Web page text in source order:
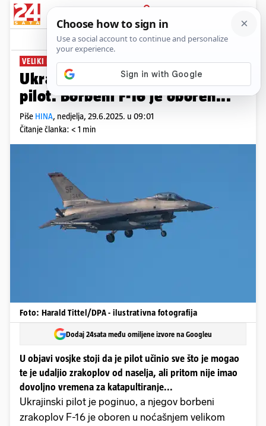
PRIJAVA
News Komentari
VELIKI RUSKI NAPAD
Ukrajinska vojska: Poginuo naš
pilot. Borbeni F-16 je oboren...
Piše HINA, nedjelja, 29.6.2025. u 09:01
Čitanje članka: < 1 min
Foto: Harald Tittel/DPA - ilustrativna fotografija
Dodaj 24sata među omiljene izvore na Googleu
U objavi vosjke stoji da je pilot učinio sve što je mogao
te je udaljio zrakoplov od naselja, ali pritom nije imao
dovoljno vremena za katapultiranje...
Ukrajinski pilot je poginuo, a njegov borbeni
zrakoplov F-16 je oboren u noćašnjem velikom